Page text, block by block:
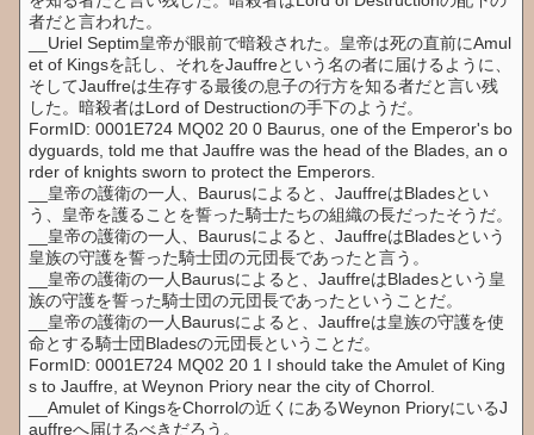
者だと言われた。
__Uriel Septim皇帝が眼前で暗殺された。皇帝は死の直前にAmul
et of Kingsを託し、それをJauffreという名の者に届けるように、
そしてJauffreは生存する最後の息子の行方を知る者だと言い残
した。暗殺者はLord of Destructionの手下のようだ。
FormID: 0001E724 MQ02 20 0 Baurus, one of the Emperor's bo
dyguards, told me that Jauffre was the head of the Blades, an o
rder of knights sworn to protect the Emperors.
__皇帝の護衛の一人、Baurusによると、JauffreはBladesとい
う、皇帝を護ることを誓った騎士たちの組織の長だったそうだ。
__皇帝の護衛の一人、Baurusによると、JauffreはBladesという
皇族の守護を誓った騎士団の元団長であったと言う。
__皇帝の護衛の一人Baurusによると、JauffreはBladesという皇
族の守護を誓った騎士団の元団長であったということだ。
__皇帝の護衛の一人Baurusによると、Jauffreは皇族の守護を使
命とする騎士団Bladesの元団長ということだ。
FormID: 0001E724 MQ02 20 1 I should take the Amulet of King
s to Jauffre, at Weynon Priory near the city of Chorrol.
__Amulet of KingsをChorrolの近くにあるWeynon PrioryにいるJ
auffreへ届けるべきだろう。